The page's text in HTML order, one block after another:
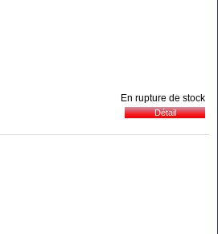
En rupture de stock